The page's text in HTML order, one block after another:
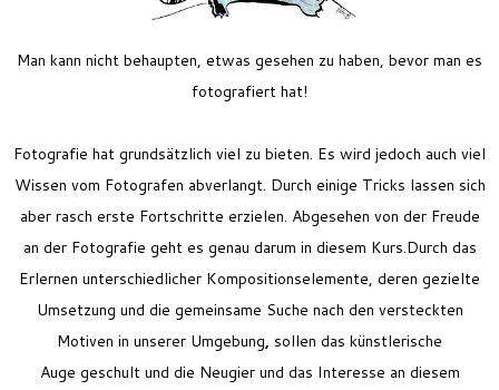
Man kann nicht behaupten, etwas gesehen zu haben, bevor man es
fotografiert hat!
Fotografie hat grundsätzlich viel zu bieten. Es wird jedoch auch viel
Wissen vom Fotografen abverlangt. Durch einige Tricks lassen sich
aber rasch erste Fortschritte erzielen. Abgesehen von der Freude
an der Fotografie geht es genau darum in diesem Kurs.Durch das
Erlernen unterschiedlicher Kompositionselemente, deren gezielte
Umsetzung und die gemeinsame Suche nach den versteckten
Motiven in unserer Umgebung, sollen das künstlerische
Auge geschult und die Neugier und das Interesse an diesem